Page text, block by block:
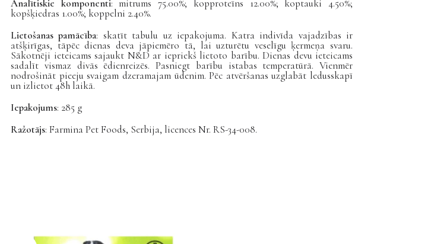
Analītiskie komponenti: mitrums 75.00%; kopproteīns 12.00%; koptauki 4.50%;
kopšķiedras 1.00%; koppelni 2.40%.
Lietošanas pamācība: skatīt tabulu uz iepakojuma. Katra indivīda vajadzības ir
atšķirīgas, tāpēc dienas deva jāpiemēro tā, lai uzturētu veselīgu ķermeņa svaru.
Sākotnēji ieteicams sajaukt N&D ar iepriekš lietoto barību. Dienas devu ieteicams
sadalīt vismaz divās ēdienreizēs. Pasniegt barību istabas temperatūrā. Vienmēr
nodrošināt pieeju svaigam dzeramajam ūdenim. Pēc atvēršanas uzglabāt ledusskapī
un izlietot 48h laikā.
Iepakojums: 285 g
Ražotājs: Farmina Pet Foods, Serbija, licences Nr. RS-34-008.